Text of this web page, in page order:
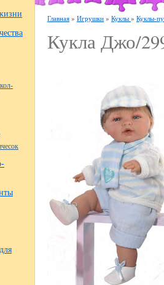
Главная » Игрушки » Куклы » Куклы-
Кукла Джо/